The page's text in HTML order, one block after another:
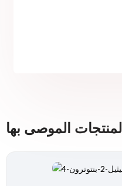
المنتجات الموصى بها